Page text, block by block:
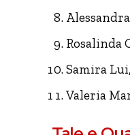
Rosalinda
Samira
Valeria